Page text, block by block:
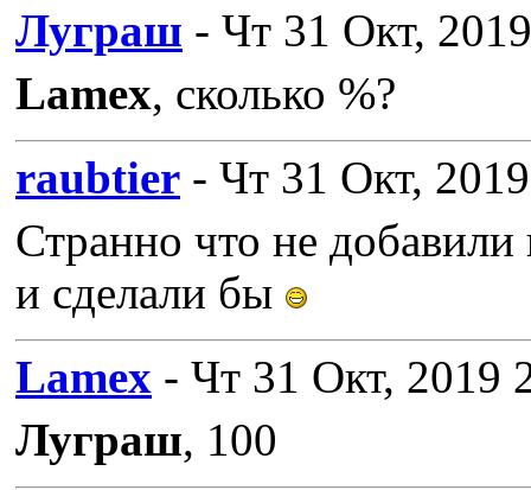
Луграш - Чт 31 Окт,
Lamex, сколько %?
raubtier - Чт 31 Окт,
Странно что не
и сделали бы
Lamex - Чт 31 Окт, 2019
Луграш, 100